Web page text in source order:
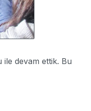
ile devam ettik. Bu